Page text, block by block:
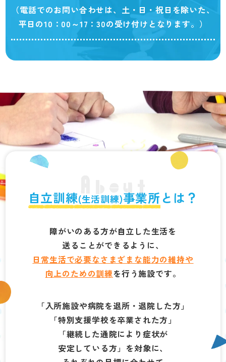
（電話でのお問い合わせは、土・日・祝日を除いた、
平日の10：00～17：30の受け付けとなります。）
自立訓練(生活訓練)事業所 とは？
障がいのある方が自立した生活を
送ることができるように、
日常生活で必要なさまざまな能力の維持や
向上のための訓練を行う施設です。
「入所施設や病院を退所・退院した方」
「特別支援学校を卒業された方」
「継続した通院により症状が
安定している方」を対象に、